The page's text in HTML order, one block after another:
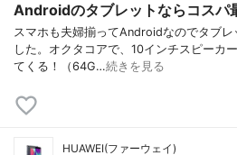
Androidのタブレットならコスパ
スマホも夫婦揃ってAndroidなのでタブ
した。オクタコアで、10インチスピーカ
てくる！（64G…続きを見る
HUAWEI(ファーウェイ)